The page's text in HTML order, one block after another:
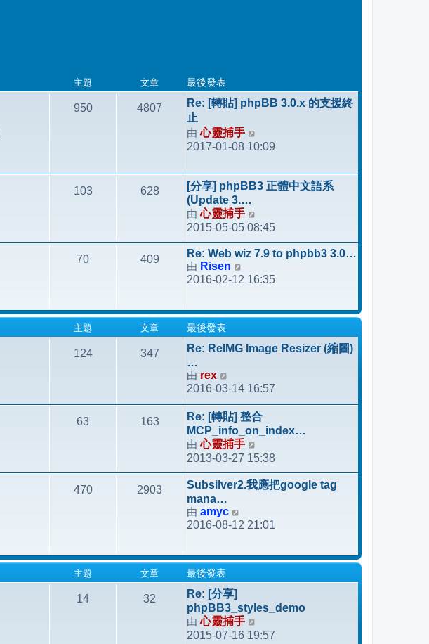
主題 文章 最後發表
950 4807
Re: [轉貼] phpBB 3.0.x 的支援終
止
由心靈捕手
視
後
發
2017-01-08 10:09
103 628
[分享] phpBB3 正體中文語系
(Update 3.…
由心靈捕手
視
最
後
發
2015-05-05 08:45
70 409
Re: Web wiz 7.9 to phpbb3 3.0…
由 Risen
視
後
表
2016-02-12 16:35
主題 文章 最後發表
124 347
Re: ReIMG Image Resizer (縮圖)
…
由 rex
視
最
後
發
表
2016-03-14 16:57
63 163
Re: [轉貼] 整合
MCP_info_on_index…
由心靈捕手
視
最
後
表
2013-03-27 15:38
470 2903
Subsilver2.我應把google tag
mana…
由 amyc
視
後
2016-08-12 21:01
主題 文章 最後發表
14 32
Re: [分享]
phpBB3_styles_demo
由心靈捕手
視
2015-07-16 19:57